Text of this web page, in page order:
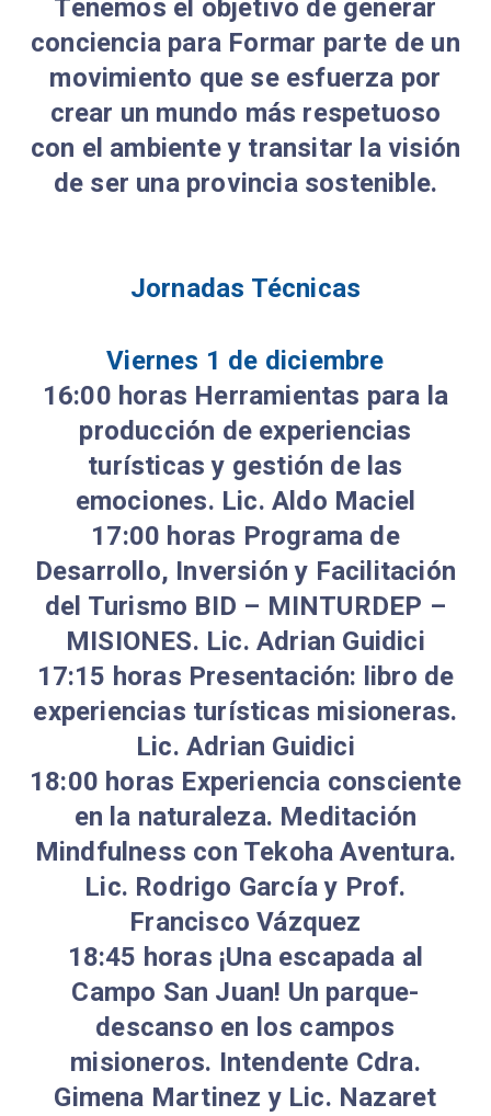
Tenemos el objetivo de generar
conciencia para Formar parte de un
movimiento que se esfuerza por
crear un mundo más respetuoso
con el ambiente y transitar la visión
de ser una provincia sostenible.
Jornadas Técnicas
Viernes 1 de diciembre
16:00 horas Herramientas para la
producción de experiencias
turísticas y gestión de las
emociones. Lic. Aldo Maciel
17:00 horas Programa de
Desarrollo, Inversión y Facilitación
del Turismo BID – MINTURDEP –
MISIONES. Lic. Adrian Guidici
17:15 horas Presentación: libro de
experiencias turísticas misioneras.
Lic. Adrian Guidici
18:00 horas Experiencia consciente
en la naturaleza. Meditación
Mindfulness con Tekoha Aventura.
Lic. Rodrigo García y Prof.
Francisco Vázquez
18:45 horas ¡Una escapada al
Campo San Juan! Un parque-
descanso en los campos
misioneros. Intendente Cdra.
Gimena Martinez y Lic. Nazaret